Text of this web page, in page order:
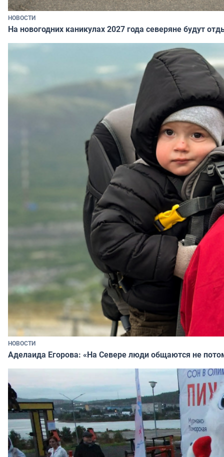
НОВОСТИ
На новогодних каникулах 2027 года северяне будут
НОВОСТИ
Аделаида Егорова: «На Севере люди общаются не